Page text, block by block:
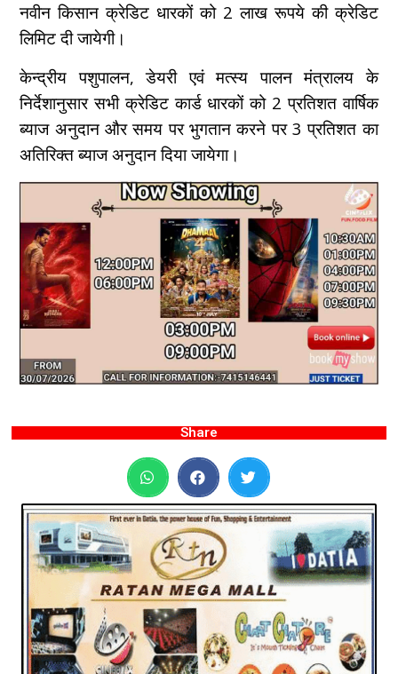
नवीन किसान क्रेडिट धारकों को 2 लाख रूपये की क्रेडिट
लिमिट दी जायेगी।
केन्द्रीय पशुपालन, डेयरी एवं मत्स्य पालन मंत्रालय के
निर्देशानुसार सभी क्रेडिट कार्ड धारकों को 2 प्रतिशत वार्षिक
ब्याज अनुदान और समय पर भुगतान करने पर 3 प्रतिशत का
अतिरिक्त ब्याज अनुदान दिया जायेगा।
Share